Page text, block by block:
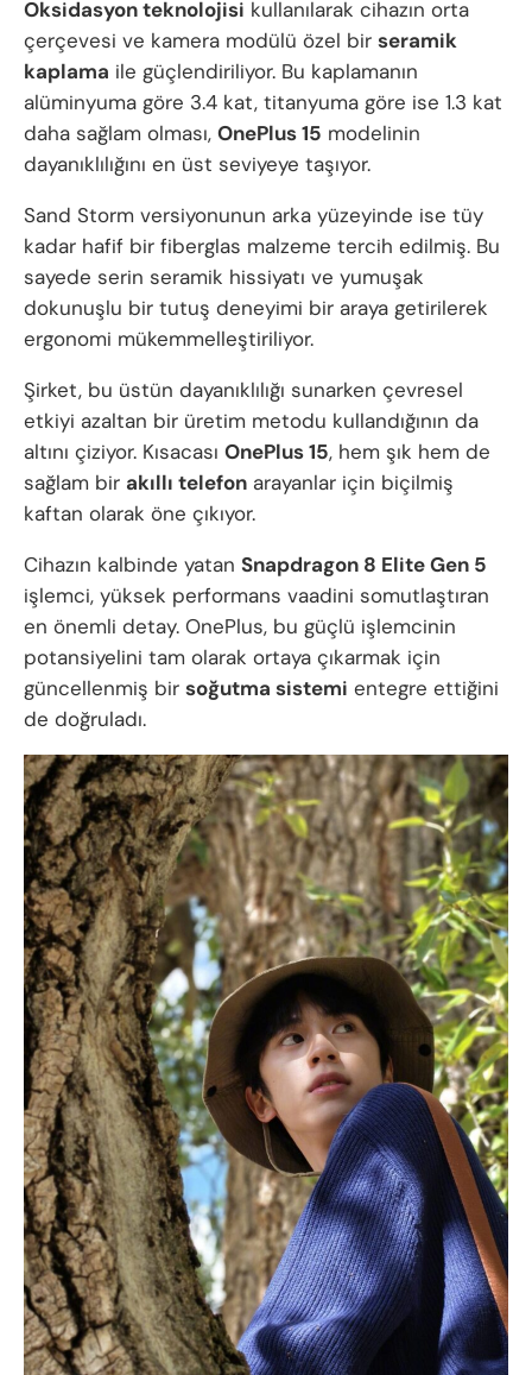
Oksidasyon teknolojisi kullanılarak cihazın orta
çerçevesi ve kamera modülü özel bir seramik
kaplama ile güçlendiriliyor. Bu kaplamanın
alüminyuma göre 3.4 kat, titanyuma göre ise 1.3 kat
daha sağlam olması, OnePlus 15 modelinin
dayanıklılığını en üst seviyeye taşıyor.
Sand Storm versiyonunun arka yüzeyinde ise tüy
kadar hafif bir fiberglas malzeme tercih edilmiş. Bu
sayede serin seramik hissiyatı ve yumuşak
dokunuşlu bir tutuş deneyimi bir araya getirilerek
ergonomi mükemmelleştiriliyor.
Şirket, bu üstün dayanıklılığı sunarken çevresel
etkiyi azaltan bir üretim metodu kullandığının da
altını çiziyor. Kısacası OnePlus 15, hem şık hem de
sağlam bir akıllı telefon arayanlar için biçilmiş
kaftan olarak öne çıkıyor.
Cihazın kalbinde yatan Snapdragon 8 Elite Gen 5
işlemci, yüksek performans vaadini somutlaştıran
en önemli detay. OnePlus, bu güçlü işlemcinin
potansiyelini tam olarak ortaya çıkarmak için
güncellenmiş bir soğutma sistemi entegre ettiğini
de doğruladı.